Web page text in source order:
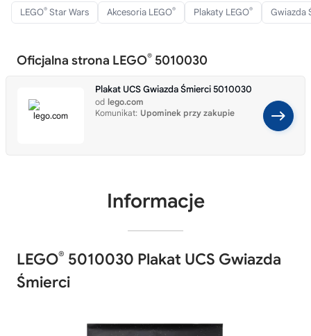
LEGO® Star Wars Akcesoria LEGO® Plakaty LEGO® Gwiazda
Oficjalna strona LEGO® 5010030
Plakat UCS Gwiazda Śmierci 5010030
od lego.com
Komunikat: Upominek przy zakupie
Informacje
LEGO® 5010030 Plakat UCS Gwiazda
Śmierci